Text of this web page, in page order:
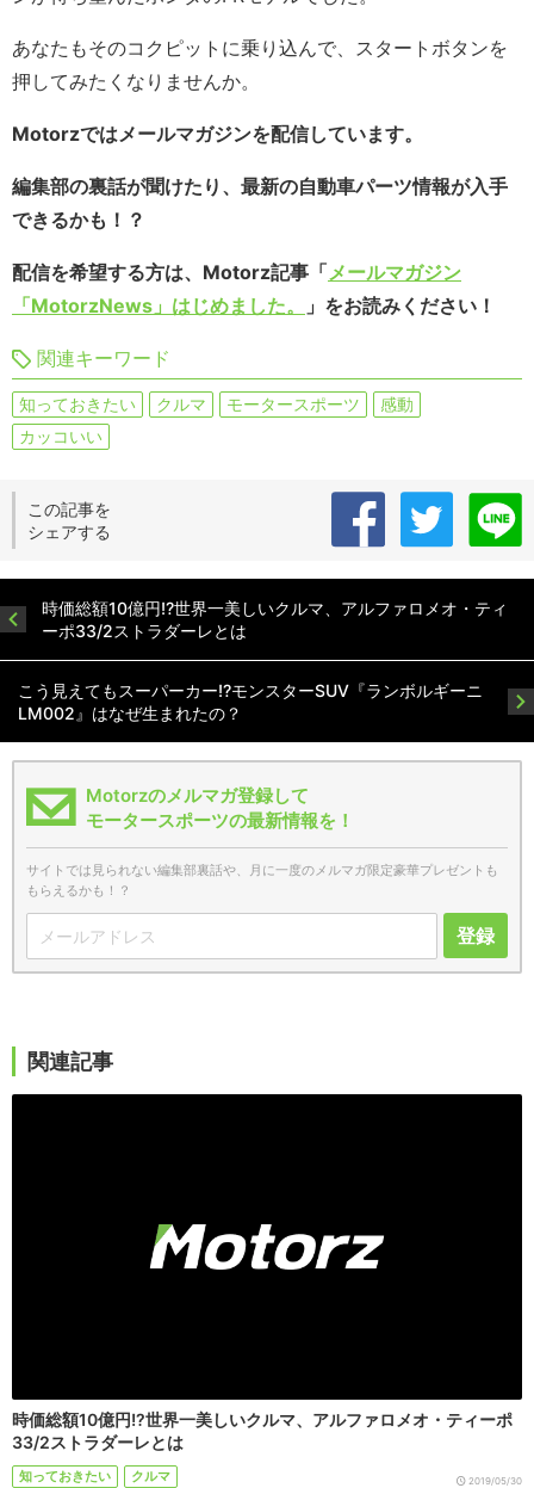
あなたもそのコクピットに乗り込んで、スタートボタンを
押してみたくなりませんか。
Motorzではメールマガジンを配信しています。
編集部の裏話が聞けたり、最新の自動車パーツ情報が入手
できるかも！？
配信を希望する方は、Motorz記事「 メールマガジン
「MotorzNews」はじめました。
」をお読みください！
関連キーワード
知っておきたい クルマ モータースポーツ
感動
カッコいい
この記事を
シェアする
時価総額10億円!?世界一美しいクルマ、アルファロメオ・ティ
ーポ33/2ストラダーレとは
こう見えてもスーパーカー!?モンスターSUV『ランボルギーニ
LM002』はなぜ生まれたの？
Motorzのメルマガ登録して
モータースポーツの最新情報を！
サイトでは見られない編集部裏話や、月に一度のメルマガ限定豪華プレゼントも
もらえるかも！？
登録
関連記事
時価総額10億円!?世界一美しいクルマ、アルファロメオ・ティーポ
33/2ストラダーレとは
知っておきたい クルマ 2019/05/30